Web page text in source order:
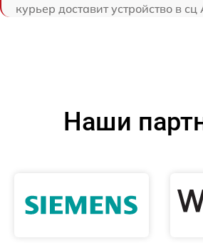
курьер доставит устройство в сц
Наши